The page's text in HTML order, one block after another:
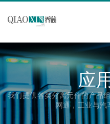
应
我们提供各类分离元件的产品
网通，工业与汽